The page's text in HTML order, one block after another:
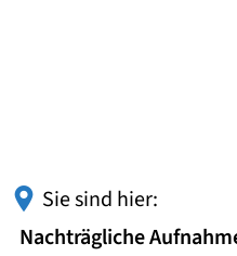
Sie sind hier:
Nachträgliche